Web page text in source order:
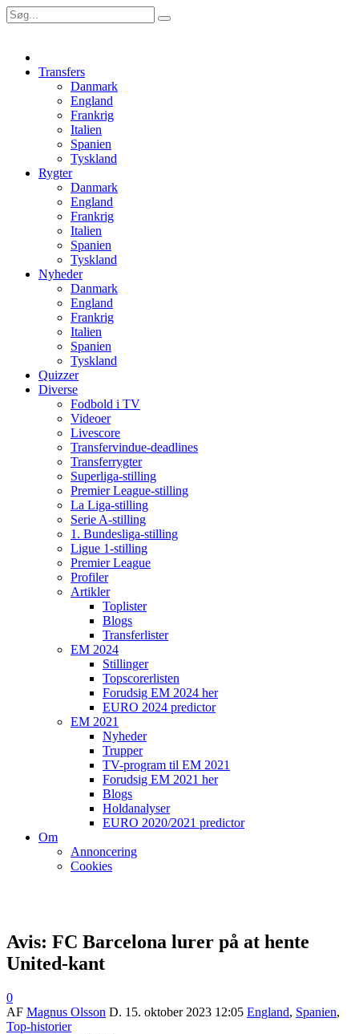
Transfers
Danmark
England
Frankrig
Italien
Spanien
Tyskland
Rygter
Danmark
England
Frankrig
Italien
Spanien
Tyskland
Nyheder
Danmark
England
Frankrig
Italien
Spanien
Tyskland
Quizzer
Diverse
Fodbold i TV
Videoer
Livescore
Transfervindue-deadlines
Transferrygter
Superliga-stilling
Premier League-stilling
La Liga-stilling
Serie A-stilling
1. Bundesliga-stilling
Ligue 1-stilling
Premier League
Profiler
Artikler
Toplister
Blogs
Transferlister
EM 2024
Stillinger
Topscorerlisten
Forudsig EM 2024 her
EURO 2024 predictor
EM 2021
Nyheder
Trupper
TV-program til EM 2021
Forudsig EM 2021 her
Blogs
Holdanalyser
EURO 2020/2021 predictor
Om
Annoncering
Cookies
Avis: FC Barcelona lurer på at hente
United-kant
0
AF Magnus Olsson D. 15. oktober 2023 12:05 England, Spanien,
Top-historier